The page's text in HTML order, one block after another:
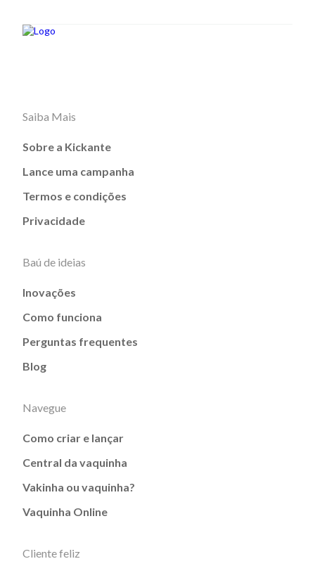
Saiba Mais
Sobre a Kickante
Lance uma campanha
Termos e condições
Privacidade
Baú de ideias
Inovações
Como funciona
Perguntas frequentes
Blog
Navegue
Como criar e lançar
Central da vaquinha
Vakinha ou vaquinha?
Vaquinha Online
Cliente feliz